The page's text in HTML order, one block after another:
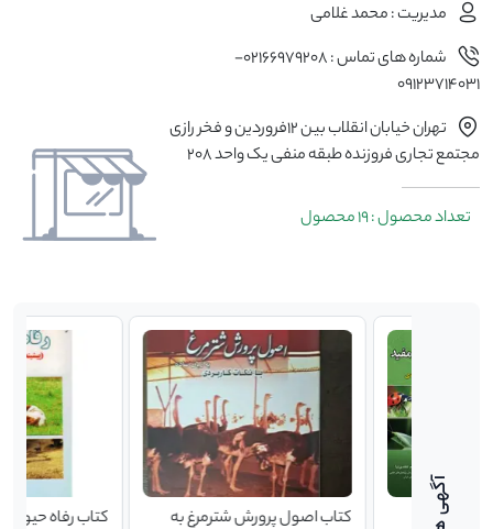
مدیریت : محمد غلامی
شماره های تماس : 02166979208-
09123714031
تهران خیابان انقلاب بین 12فروردین و فخر رازی
مجتمع تجاری فروزنده طبقه منفی یک واحد 208
تعداد محصول : 19 محصول
+ نکات
کتاب اصول پرورش شترمرغ به
کتاب رفاه